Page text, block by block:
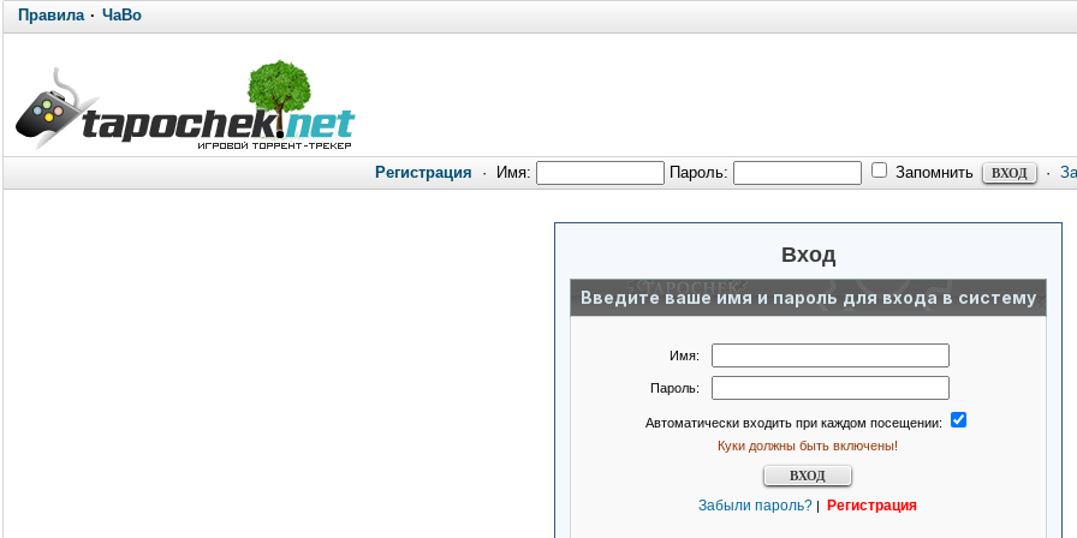
Правила· ЧаВо
Регистрация · Имя: Пароль: Запомнить ·
Вход
Введите ваше имя и пароль для входа в систему
Имя:
Пароль:
Автоматически входить при каждом посещении:
Куки должны быть включены!
Забыли пароль? | Регистрация